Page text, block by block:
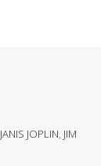
JANIS JOPLIN, JIM